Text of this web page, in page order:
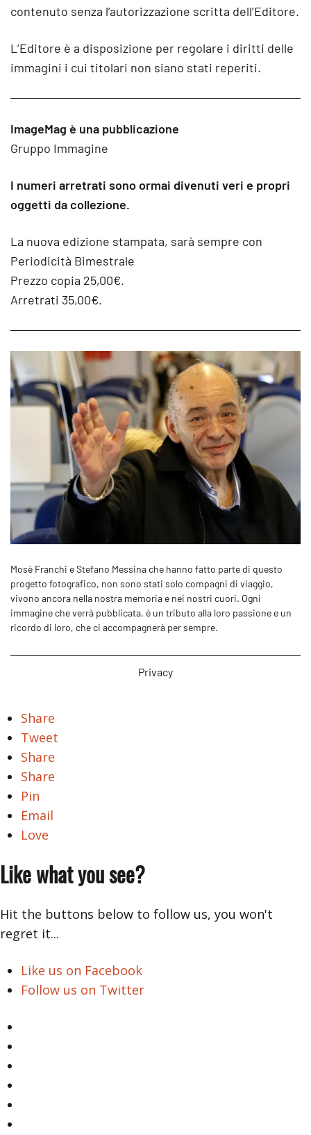
contenuto senza l’autorizzazione scritta dell’Editore.
L’Editore è a disposizione per regolare i diritti delle
immagini i cui titolari non siano stati reperiti.
ImageMag è una pubblicazione
Gruppo Immagine
I numeri arretrati sono ormai divenuti veri e propri
oggetti da collezione.
La nuova edizione stampata, sarà sempre con
Periodicità Bimestrale
Prezzo copia 25,00€.
Arretrati 35,00€.
Mosè Franchi e Stefano Messina che hanno fatto parte di questo
progetto fotografico, non sono stati solo compagni di viaggio,
vivono ancora nella nostra memoria e nei nostri cuori. Ogni
immagine che verrà pubblicata, è un tributo alla loro passione e un
ricordo di loro, che ci accompagnerà per sempre.
Privacy
Share
Tweet
Share
Share
Pin
Email
Love
Like what you see?
Hit the buttons below to follow us, you won't
regret it...
Like us on Facebook
Follow us on Twitter